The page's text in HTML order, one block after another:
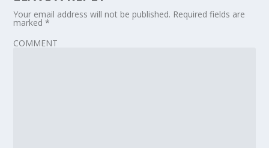
Your email address will not be published. Required fields are
marked*
COMMENT